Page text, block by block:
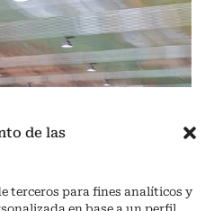
de las
terceros para fines analíticos y
Moriles km 15,5 M.I. (Córdoba)